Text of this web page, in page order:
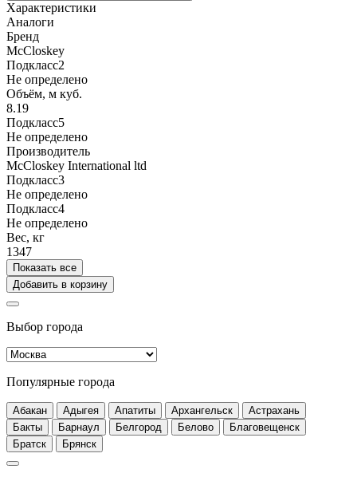
Характеристики
Аналоги
Бренд
McCloskey
Подкласс2
Не определено
Объём, м куб.
8.19
Подкласс5
Не определено
Производитель
McCloskey International ltd
Подкласс3
Не определено
Подкласс4
Не определено
Вес, кг
1347
Показать все
Добавить в корзину
Выбор города
Популярные города
Абакан Адыгея Апатиты Архангельск
Астрахань
Бакты
Барнаул Белгород Белово
Благовещенск
Братск
Брянск